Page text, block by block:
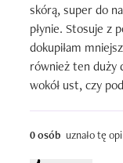
skórą, super do
płynie. Stosuje z
dokupiłam
również ten duży
wokół ust, czy
wrażenie, że
0 osób uznało tę